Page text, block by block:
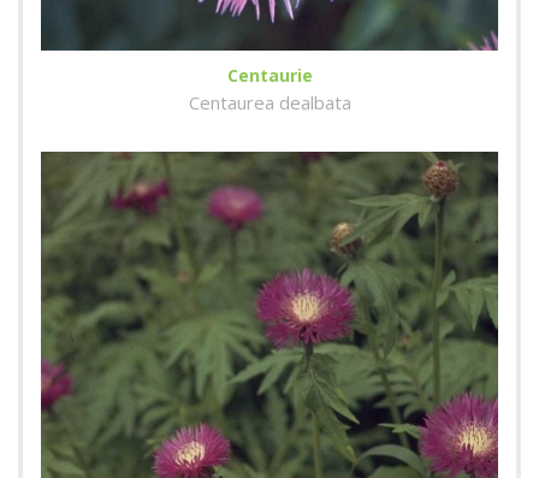
Centaurie
Centaurea dealbata